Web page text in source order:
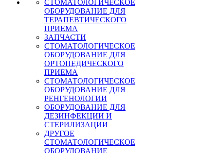
СТОМАТОЛОГИЧЕСКОЕ
ОБОРУДОВАНИЕ ДЛЯ
ТЕРАПЕВТИЧЕСКОГО
ПРИЕМА
ЗАПЧАСТИ
СТОМАТОЛОГИЧЕСКОЕ
ОБОРУДОВАНИЕ ДЛЯ
ОРТОПЕДИЧЕСКОГО
ПРИЕМА
СТОМАТОЛОГИЧЕСКОЕ
ОБОРУДОВАНИЕ ДЛЯ
РЕНГЕНОЛОГИИ
ОБОРУДОВАНИЕ ДЛЯ
ДЕЗИНФЕКЦИИ И
СТЕРИЛИЗАЦИИ
ДРУГОЕ
СТОМАТОЛОГИЧЕСКОЕ
ОБОРУДОВАНИЕ